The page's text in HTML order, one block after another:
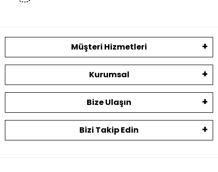
Müşteri Hizmetleri
Kurumsal
Bize Ulaşın
Bizi Takip Edin